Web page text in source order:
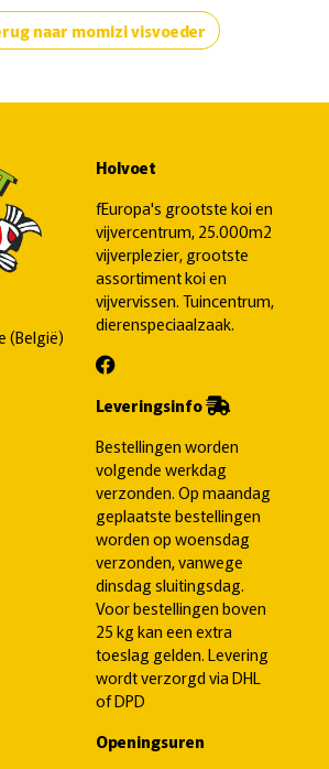
naar momizi visvoeder
(België)
Holvoet
fEuropa's grootste koi en
vijvercentrum, 25.000m2
vijverplezier, grootste
assortiment koi en
vijvervissen. Tuincentrum,
dierenspeciaalzaak.
Leveringsinfo
Bestellingen worden
volgende werkdag
verzonden. Op maandag
geplaatste bestellingen
worden op woensdag
verzonden, vanwege
dinsdag sluitingsdag.
Voor bestellingen boven
25 kg kan een extra
toeslag gelden. Levering
wordt verzorgd via DHL
of DPD
Openingsuren